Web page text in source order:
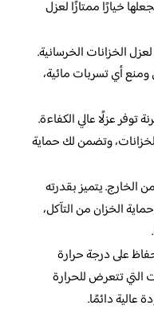
خيارًا ممتازًا لعزل
الخزانات الخرسانية.
أي تسربات مائية،
توفر عزلًا عالي الكفاءة.
وتضمن لك حماية
الخارج. يتميز بقدرته
الخزان من التآكل،
على درجة حرارة
التي تتعرض للحرارة
دائمًا.